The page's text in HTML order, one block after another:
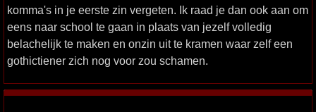
komma's in je eerste zin vergeten. Ik raad je dan ook aan om
eens naar school te gaan in plaats van jezelf volledig
belachelijk te maken en onzin uit te kramen waar zelf een
gothictiener zich nog voor zou schamen.